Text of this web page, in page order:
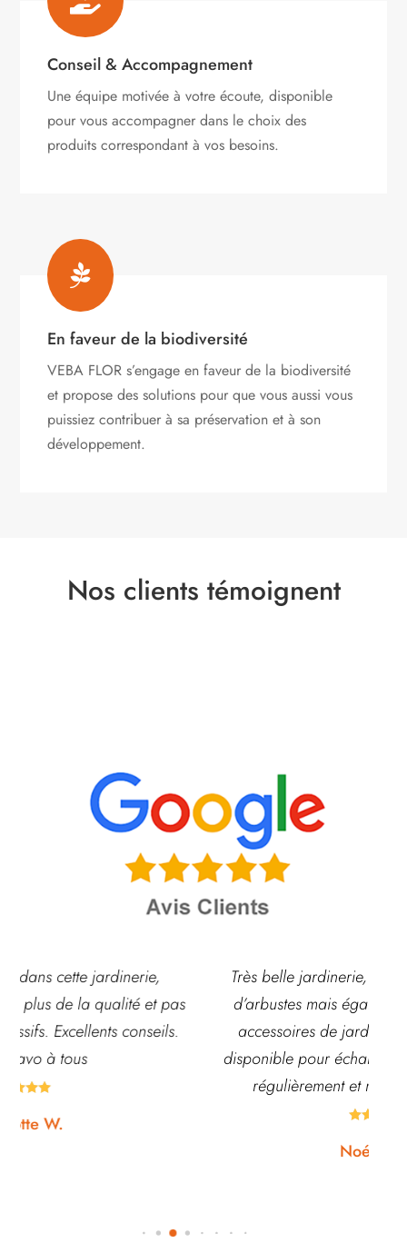
Conseil & Accompagnement
Une équipe motivée à votre écoute, disponible
pour vous accompagner dans le choix des
produits correspondant à vos besoins.

En faveur de la biodiversité
VEBA FLOR s’engageen faveur de la biodiversité
et propose des solutions pour que vous aussi vous
puissiez contribuer à sa préservation et à son
développement.
Nos clients témoignent
Très belle jardinerie, grand choix de fleurs et
d’arbustes mais également de pots ou autre
accessoires de jardin. L’équipe est souvent
disponible pour échanger et conseiller. J’y vais
régulièrement et ne suis jamais déçue.